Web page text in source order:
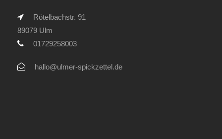
Rötelbachstr. 91
89079 Ulm
01729258003
hallo@ulmer-spickzettel.de